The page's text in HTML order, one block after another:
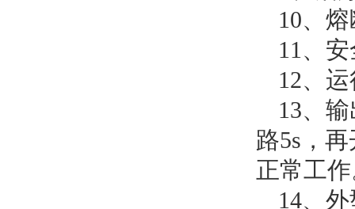
10、
11、
12、
13、
路5s，
正常工
14、